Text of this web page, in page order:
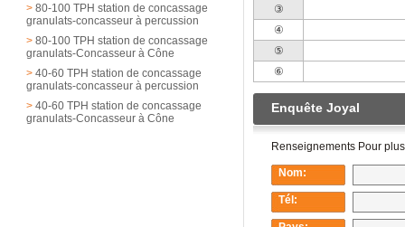
>80-100 TPH station de concassage
granulats-concasseur à percussion
>80-100 TPH station de concassage
granulats-Concasseur à Cône
>40-60 TPH station de concassage
granulats-concasseur à percussion
>40-60 TPH station de concassage
granulats-Concasseur à Cône
③
④
⑤
⑥